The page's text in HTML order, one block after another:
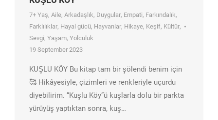
7+ Yaş, Aile, Arkadaşlık, Duygular, Empati, Farkındalık,
Farklılıklar, Hayal gücü, Hayvanlar, Hikaye, Keşif, Kültür,
Sevgi, Yaşam, Yolculuk
19 September 2023
KUŞLU KÖY Bu kitap tam bir şölendi benim için
🥰 Hikâyesiyle, çizimleri ve renkleriyle uçurdu
diyebilirim. “Kuşlu Köy”ü kuşlarla dolu bir parkta
yürüyüş yaptıktan sonra, kuş…